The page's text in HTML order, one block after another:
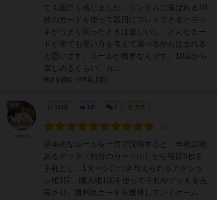
ても面白く感じました。ランダムに選ばれる10
枚のカードを使って器用にプレイできるとデッ
キがうまく回ったときは楽しいし、どんなカー
ドが来ても使い方を考えて遊べるからはまれる
と思います。ルールが簡単なんです。10歳から
楽しめるくらい。カ...
続きを読む（4年以上前）
312名 1名 充実
基本的なルールを一言で説明すると、当初10枚
あるデッキ（自分のカード山）から毎回5枚を
手札とし、1ターンにつき与えられるアクショ
ン権1回、購入権1回を使って手札やデッキを充
実させ、勝利点カードを獲得していくゲーム、